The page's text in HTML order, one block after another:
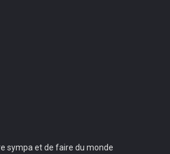
sympa et de faire du monde